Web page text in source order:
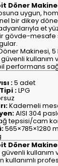
Döner
uygun,
bir dikey
et
gövde-mesafe
Makinesi, 5
kullanım
performans
:5 adet
:LPG
Kademeli
AISI 304
tepsisi/cam
565×785×1280
Döner
güvenli
kullanımlı